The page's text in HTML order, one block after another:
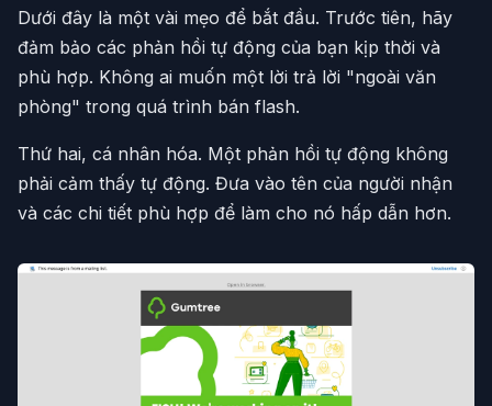
Dưới đây là một vài mẹo để bắt đầu. Trước tiên, hãy
đảm bảo các phản hồi tự động của bạn kịp thời và
phù hợp. Không ai muốn một lời trả lời "ngoài văn
phòng" trong quá trình bán flash.
Thứ hai, cá nhân hóa. Một phản hồi tự động không
phải cảm thấy tự động. Đưa vào tên của người nhận
và các chi tiết phù hợp để làm cho nó hấp dẫn hơn.